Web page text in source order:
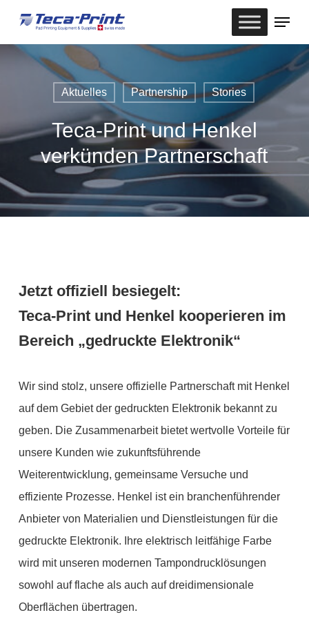
Menu
Aktuelles Partnership Stories
Teca-Print und Henkel
verkünden Partnerschaft
Jetzt offiziell besiegelt:
Teca-Print und Henkel kooperieren im
Bereich „gedruckte Elektronik“
Wir sind stolz, unsere offizielle Partnerschaft mit Henkel
auf dem Gebiet der gedruckten Elektronik bekannt zu
geben. Die Zusammenarbeit bietet wertvolle Vorteile für
unsere Kunden wie zukunftsführende
Weiterentwicklung, gemeinsame Versuche und
effiziente Prozesse. Henkel ist ein branchenführender
Anbieter von Materialien und Dienstleistungen für die
gedruckte Elektronik. Ihre elektrisch leitfähige Farbe
wird mit unseren modernen Tampondrucklösungen
sowohl auf flache als auch auf dreidimensionale
Oberflächen übertragen.
Close
Menu